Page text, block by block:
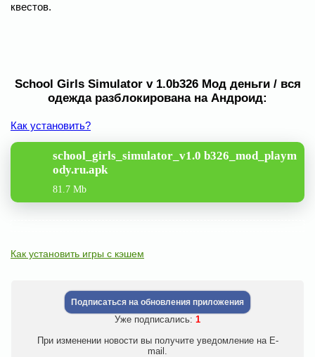
квестов.
School Girls Simulator v 1.0b326 Мод деньги / вся
одежда разблокирована на Андроид:
Как установить?
school_girls_simulator_v1.0 b326_mod_playm
ody.ru.apk
81.7 Mb
Как установить игры с кэшем
Подписаться на обновления приложения
Уже подписались: 1
При изменении новости вы получите уведомление на E-
mail.